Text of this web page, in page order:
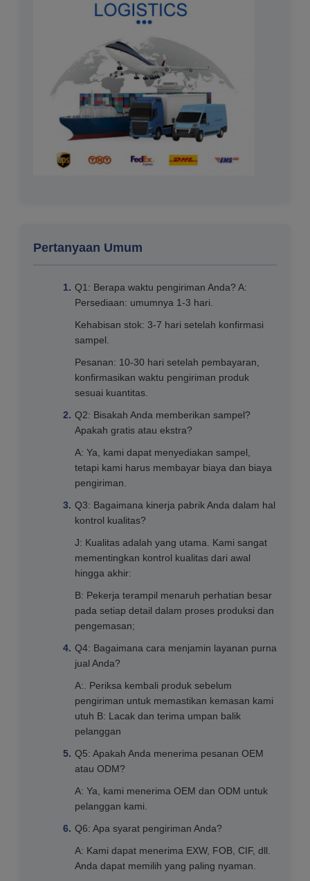
Pertanyaan Umum
Q1: Berapa waktu pengiriman Anda? A:
Persediaan: umumnya 1-3 hari.
Kehabisan stok: 3-7 hari setelah konfirmasi
sampel.
Pesanan: 10-30 hari setelah pembayaran,
konfirmasikan waktu pengiriman produk
sesuai kuantitas.
Q2: Bisakah Anda memberikan sampel?
Apakah gratis atau ekstra?
A: Ya, kami dapat menyediakan sampel,
tetapi kami harus membayar biaya dan biaya
pengiriman.
Q3: Bagaimana kinerja pabrik Anda dalam hal
kontrol kualitas?
J: Kualitas adalah yang utama. Kami sangat
mementingkan kontrol kualitas dari awal
hingga akhir:
B: Pekerja terampil menaruh perhatian besar
pada setiap detail dalam proses produksi dan
pengemasan;
Q4: Bagaimana cara menjamin layanan purna
jual Anda?
A:. Periksa kembali produk sebelum
pengiriman untuk memastikan kemasan kami
utuh B: Lacak dan terima umpan balik
pelanggan
Q5: Apakah Anda menerima pesanan OEM
atau ODM?
A: Ya, kami menerima OEM dan ODM untuk
pelanggan kami.
Q6: Apa syarat pengiriman Anda?
A: Kami dapat menerima EXW, FOB, CIF, dll.
Anda dapat memilih yang paling nyaman.